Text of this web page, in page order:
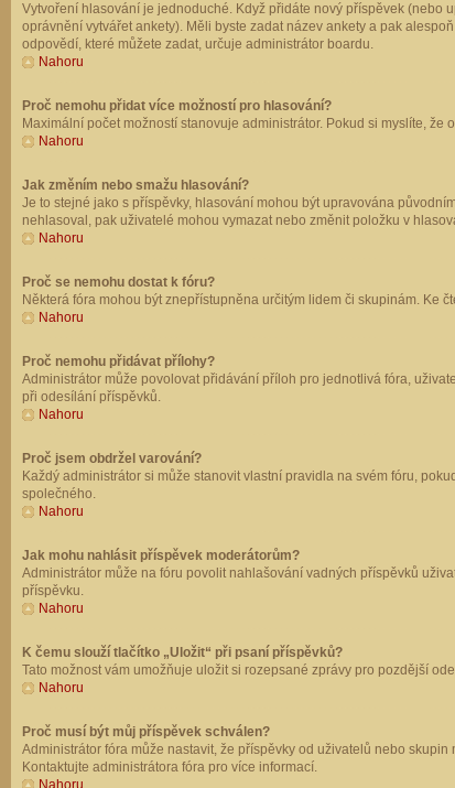
Vytvoření hlasování je jednoduché. Když přidáte nový příspěvek (nebo
oprávnění vytvářet ankety). Měli byste zadat název ankety a pak
odpovědí, které můžete zadat, určuje administrátor boardu.
Nahoru
Proč nemohu přidat více možností pro hlasování?
Maximální počet možností stanovuje administrátor. Pokud si myslíte,
Nahoru
Jak změním nebo smažu hlasování?
Je to stejné jako s příspěvky, hlasování mohou být upravována
nehlasoval, pak uživatelé mohou vymazat nebo změnit položku v
Nahoru
Proč se nemohu dostat k fóru?
Některá fóra mohou být znepřístupněna určitým lidem či skupinám. Ke
Nahoru
Proč nemohu přidávat přílohy?
Administrátor může povolovat přidávání příloh pro jednotlivá fóra,
při odesílání příspěvků.
Nahoru
Proč jsem obdržel varování?
Každý administrátor si může stanovit vlastní pravidla na svém fóru,
společného.
Nahoru
Jak mohu nahlásit příspěvek moderátorům?
Administrátor může na fóru povolit nahlašování vadných příspěvků
příspěvku.
Nahoru
K čemu slouží tlačítko „Uložit“ při psaní příspěvků?
Tato možnost vám umožňuje uložit si rozepsané zprávy pro pozdější
Nahoru
Proč musí být můj příspěvek schválen?
Administrátor fóra může nastavit, že příspěvky od uživatelů nebo
Kontaktujte administrátora fóra pro více informací.
Nahoru